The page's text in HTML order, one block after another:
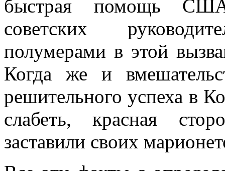
быстрая помощь
советских
полумерами в этой
Когда же и
решительного успеха в
слабеть, красная
заставили своих